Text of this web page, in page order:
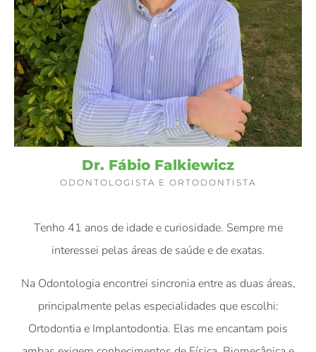
Dr. Fábio Falkiewicz
ODONTOLOGISTA E ORTODONTISTA
Tenho 41 anos de idade e curiosidade. Sempre me
interessei pelas áreas de saúde e de exatas.
Na Odontologia encontrei sincronia entre as duas áreas,
principalmente pelas especialidades que escolhi:
Ortodontia e Implantodontia. Elas me encantam pois